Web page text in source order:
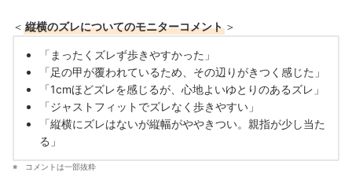
＜ 縦横のズレについてのモニターコメント ＞
「まったくズレず歩きやすかった」
「足の甲が覆われているため、その辺りがきつく感じた」
「1cmほどズレを感じるが、心地よいゆとりのあるズレ」
「ジャストフィットでズレなく歩きやすい」
「縦横にズレはないが縦幅がややきつい。親指が少し当た
る」
コメントは一部抜粋